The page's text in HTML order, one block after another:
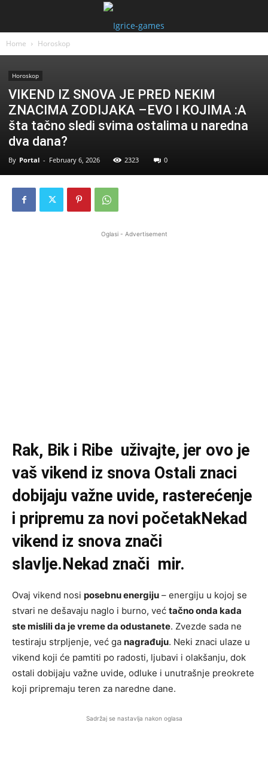
Home Horoskop
Horoskop
VIKEND IZ SNOVA JE PRED NEKIM
ZNACIMA ZODIJAKA –EVO I KOJIMA :A
šta tačno sledi svima ostalima u naredna
dva dana?
By Portal - February 6, 2026 2323 0
Oglasi - Advertisement
Rak, Bik i Ribe uživajte, jer ovo je
vaš vikend iz snova Ostali znaci
dobijaju važne uvide, rasterećenje
i pripremu za novi početakNekad
vikend iz snova znači
slavlje.Nekad znači mir.
Ovaj vikend nosi posebnu energiju – energiju u kojoj se
stvari ne dešavaju naglo i burno, već tačno onda kada
ste mislili da je vreme da odustanete. Zvezde sada ne
testiraju strpljenje, već ga nagrađuju. Neki znaci ulaze u
vikend koji će pamtiti po radosti, ljubavi i olakšanju, dok
ostali dobijaju važne uvide, odluke i unutrašnje preokrete
koji pripremaju teren za naredne dane.
Sadržaj se nastavlja nakon oglasa